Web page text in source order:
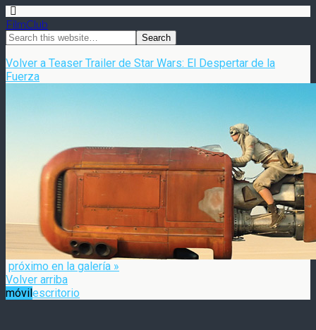
FilmClub
Volver a Teaser Trailer de Star Wars: El Despertar de la
Fuerza
próximo en la galería »
Volver arriba
móvilescritorio